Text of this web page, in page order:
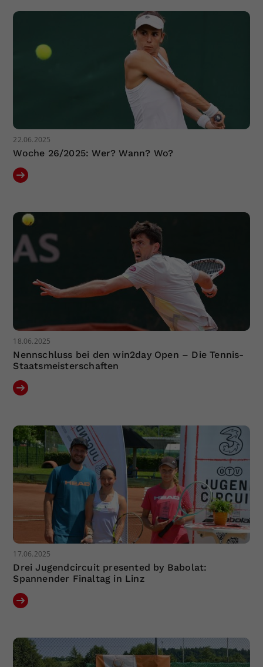
22.06.2025
Woche 26/2025: Wer? Wann? Wo?
18.06.2025
Nennschluss bei den win2day Open – Die Tennis-
Staatsmeisterschaften
17.06.2025
Drei Jugendcircuit presented by Babolat:
Spannender Finaltag in Linz
Zweck
Dieser Wert speichert Ihre Consent-
Einstellungen. Unter anderem eine
zufällig generierte ID, für die
historische Speicherung Ihrer
vorgenommen Einstellungen, falls der
Webseiten-Betreiber dies eingestellt